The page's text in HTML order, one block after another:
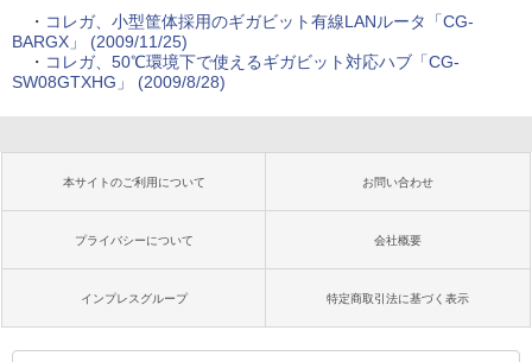
・ コレガ、小型筐体採用のギガビット有線LANルータ「CG-
BARGX」 (2009/11/25)
・ コレガ、50℃環境下で使えるギガビット対応ハブ「CG-
SW08GTXHG」 (2009/8/28)
本サイトのご利用について お問い合わせ
プライバシーについて 会社概要
インプレスグループ 特定商取引法に基づく表示